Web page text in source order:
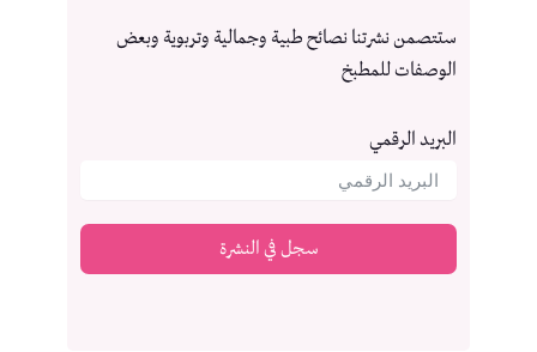
ستتصمن نشرتنا نصائح طبية وجمالية وتربوية وبعض
الوصفات للمطبخ
البريد الرقمي
سجل في النشرة